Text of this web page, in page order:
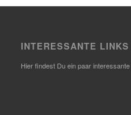
INTERESSANTE LINKS
Hier findest Du ein paar